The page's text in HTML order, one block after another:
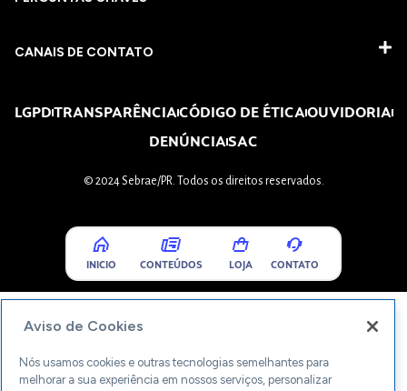
CANAIS DE CONTATO
LGPDTRANSPARÊNCIACÓDIGO DE ÉTICAOUVIDORIA
DENÚNCIASAC
© 2024 Sebrae/PR. Todos os direitos reservados.
INICIO CONTEÚDOS LOJA CONTATO
Aviso de Cookies
Nós usamos cookies e outras tecnologias semelhantes para
melhorar a sua experiência em nossos serviços, personalizar